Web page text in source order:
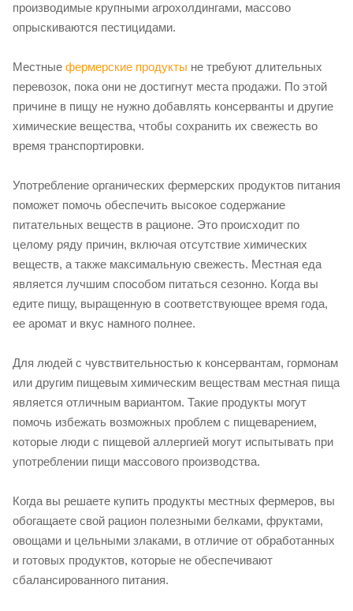
производимые крупными агрохолдингами, массово
опрыскиваются пестицидами.
Местные фермерские продукты не требуют длительных
перевозок, пока они не достигнут места продажи. По этой
причине в пищу не нужно добавлять консерванты и другие
химические вещества, чтобы сохранить их свежесть во
время транспортировки.
Употребление органических фермерских продуктов питания
поможет помочь обеспечить высокое содержание
питательных веществ в рационе. Это происходит по
целому ряду причин, включая отсутствие химических
веществ, а также максимальную свежесть. Местная еда
является лучшим способом питаться сезонно. Когда вы
едите пищу, выращенную в соответствующее время года,
ее аромат и вкус намного полнее.
Для людей с чувствительностью к консервантам, гормонам
или другим пищевым химическим веществам местная пища
является отличным вариантом. Такие продукты могут
помочь избежать возможных проблем с пищеварением,
которые люди с пищевой аллергией могут испытывать при
употреблении пищи массового производства.
Когда вы решаете купить продукты местных фермеров, вы
обогащаете свой рацион полезными белками, фруктами,
овощами и цельными злаками, в отличие от обработанных
и готовых продуктов, которые не обеспечивают
сбалансированного питания.